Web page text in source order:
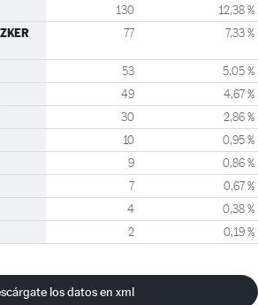
130 12,38 %
77 7,33 %
53 5,05 %
49 4,67 %
30 2,86 %
10 0,95 %
9 0,86 %
7 0,67 %
4 0,38 %
2 0,19 %
los datos en xml